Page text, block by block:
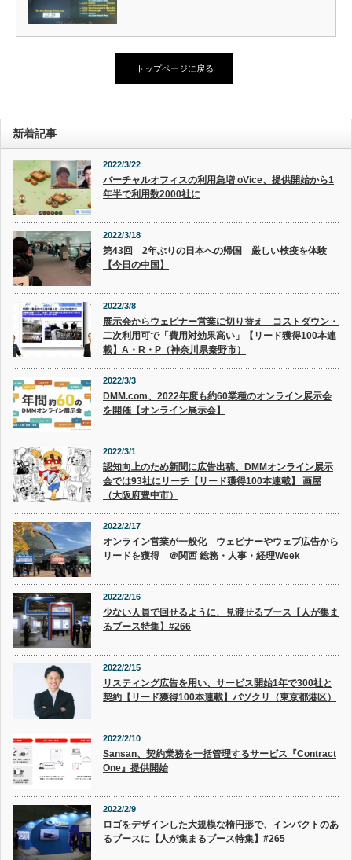
トップページに戻る
新着記事
2022/3/22
バーチャルオフィスの利用急増 oVice、提供開始から1
年半で利用数2000社に
2022/3/18
第43回 2年ぶりの日本への帰国 厳しい検疫を体験
【今日の中国】
2022/3/8
展示会からウェビナー営業に切り替え コストダウン・
二次利用可で「費用対効果高い」【リード獲得100本連
載】A・R・P（神奈川県秦野市）
2022/3/3
DMM.com、2022年度も約60業種のオンライン展示会
を開催【オンライン展示会】
2022/3/1
認知向上のため新聞に広告出稿、DMMオンライン展示
会では93社にリーチ【リード獲得100本連載】 画屋
（大阪府豊中市）
2022/2/17
オンライン営業が一般化 ウェビナーやウェブ広告から
リードを獲得 ＠関西 総務・人事・経理Week
2022/2/16
少ない人員で回せるように、見渡せるブース【人が集ま
るブース特集】#266
2022/2/15
リスティング広告を用い、サービス開始1年で300社と
契約【リード獲得100本連載】バヅクリ（東京都港区）
2022/2/10
Sansan、契約業務を一括管理するサービス『Contract
One』提供開始
2022/2/9
ロゴをデザインした大規模な楕円形で、インパクトのあ
るブースに【人が集まるブース特集】#265